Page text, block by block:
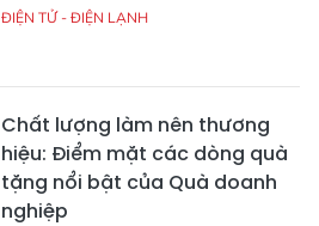
ĐIỆN TỬ - ĐIỆN LẠNH
Chất lượng làm nên thương
hiệu: Điểm mặt các dòng quà
tặng nổi bật của Quà doanh
nghiệp